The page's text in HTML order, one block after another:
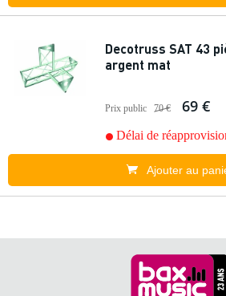
Decotruss SAT 43
argent mat
Prix public 70 € 69 €
Délai de
Ajouter au